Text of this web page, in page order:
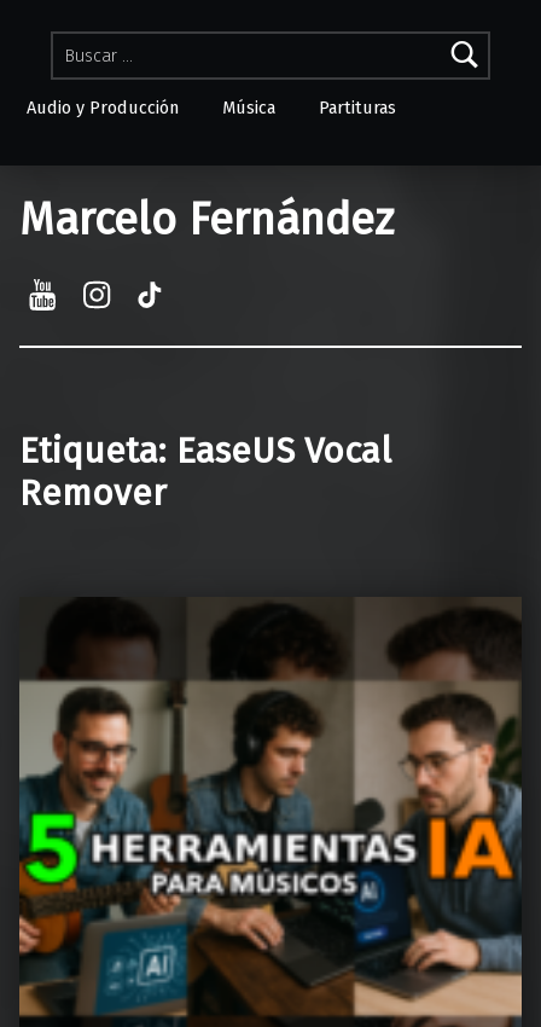
Buscar:
Audio y Producción Música Partituras
Marcelo Fernández
YouTube
Etiqueta: EaseUS Vocal
Remover